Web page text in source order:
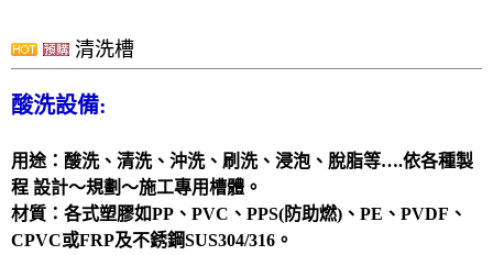
消毒殺菌淨化設備
廢氣處理
抽風排氣設備工程
清洗槽
酸洗設備:
用途：酸洗、清洗、沖洗、刷洗、浸泡、脫脂等….依各種製
程 設計～規劃～施工專用槽體。
材質：各式塑膠如PP、PVC、PPS(防助燃)、PE、PVDF、
CPVC或FRP及不銹鋼SUS304/316。